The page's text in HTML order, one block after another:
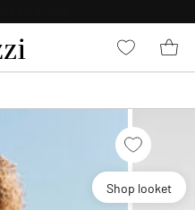
Shop looket